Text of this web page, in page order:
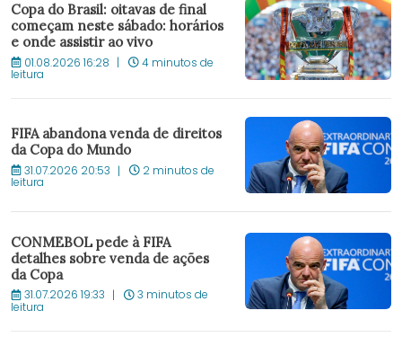
Copa do Brasil: oitavas de final
começam neste sábado: horários
e onde assistir ao vivo
01.08.2026 16:28 4 minutos de
leitura
FIFA abandona venda de direitos
da Copa do Mundo
31.07.2026 20:53 2 minutos de
leitura
CONMEBOL pede à FIFA
detalhes sobre venda de ações
da Copa
31.07.2026 19:33 3 minutos de
leitura